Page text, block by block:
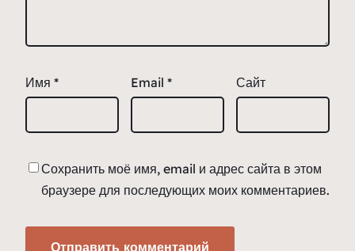
Имя * Email * Сайт
Сохранить моё имя, email и адрес сайта в этом
браузере для последующих моих комментариев.